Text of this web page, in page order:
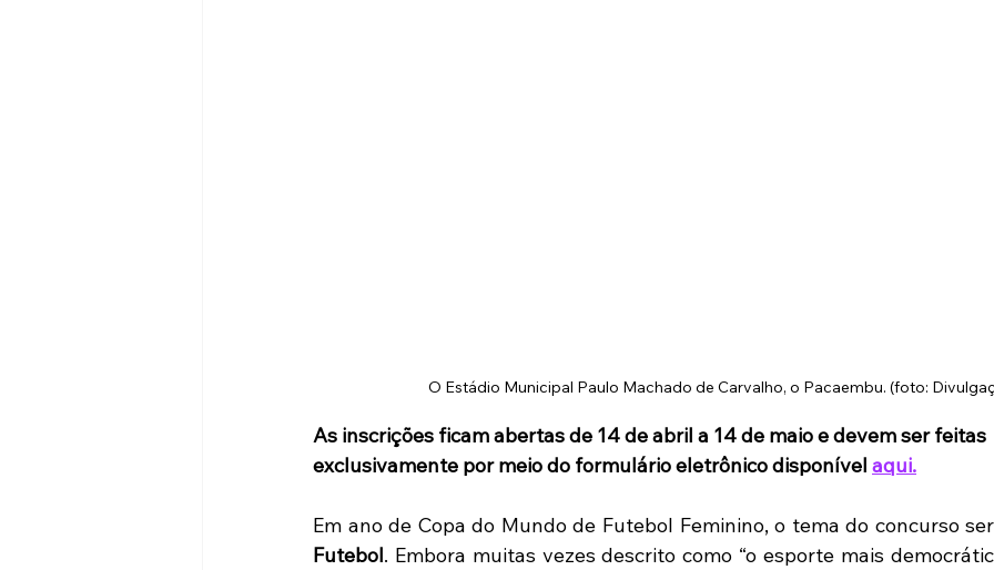
O Estádio Municipal Paulo Machado de Carvalho, o Pacaembu. (foto:
As inscrições ficam abertas de 14 de abril a 14 de maio e devem ser feitas
exclusivamente por meio do formulário eletrônico disponível aqui.
Em ano de Copa do Mundo de Futebol Feminino, o tema do concurso
Futebol. Embora muitas vezes descrito como “o esporte mais